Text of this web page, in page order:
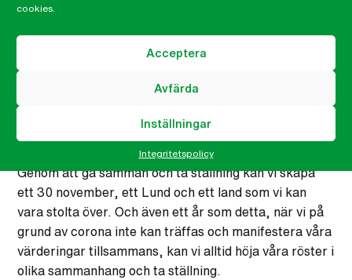
cookies.
Acceptera
Avfärda
Inställningar
Integritetspolicy
polariserande krafter som vill normalisera rasism och
populism.
Genom att gå samman och ta ställning kan vi skapa
ett 30 november, ett Lund och ett land som vi kan
vara stolta över. Och även ett år som detta, när vi på
grund av corona inte kan träffas och manifestera våra
värderingar tillsammans, kan vi alltid höja våra röster i
olika sammanhang och ta ställning.